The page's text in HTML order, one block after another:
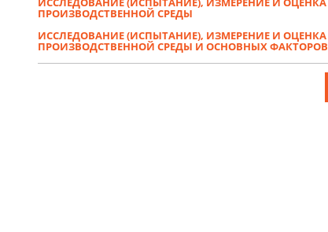
производственной среды и
факторов трудового процесса, не
имеющих профильного высшего
либо среднего образования.
ПРОИЗВОДСТВЕННОЙ СРЕДЫ
ИССЛЕДОВАНИЕ (ИСПЫТАНИЕ), ИЗМЕРЕНИЕ И
ПРОИЗВОДСТВЕННОЙ СРЕДЫ И ОСНОВНЫХ